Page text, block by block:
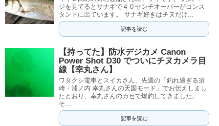
ジを見てるとサナギで４０センチオーバーがコンス
タントに出ています。 サナギ好きはチヌだけ...
記事を読む
【持ってた】防水デジカメ Canon
Power Shot D30 でついにチヌカメラ目
線【幸丸さん】
ワタクシ電車とスイカさん、先週の「釣れ過ぎる須
崎・浦ノ内 幸丸さんの天国モード」でお伝えしまし
たとおり、幸丸さんのカセで爆釣してきました。
そ...
記事を読む